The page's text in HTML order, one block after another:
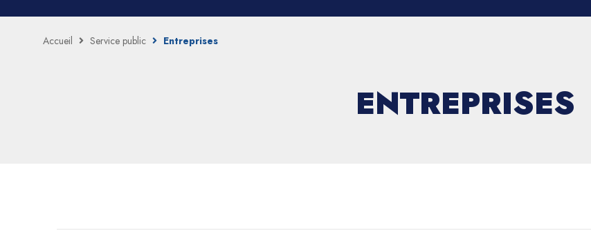
Accueil Service public Entreprises
ENTREPRISES